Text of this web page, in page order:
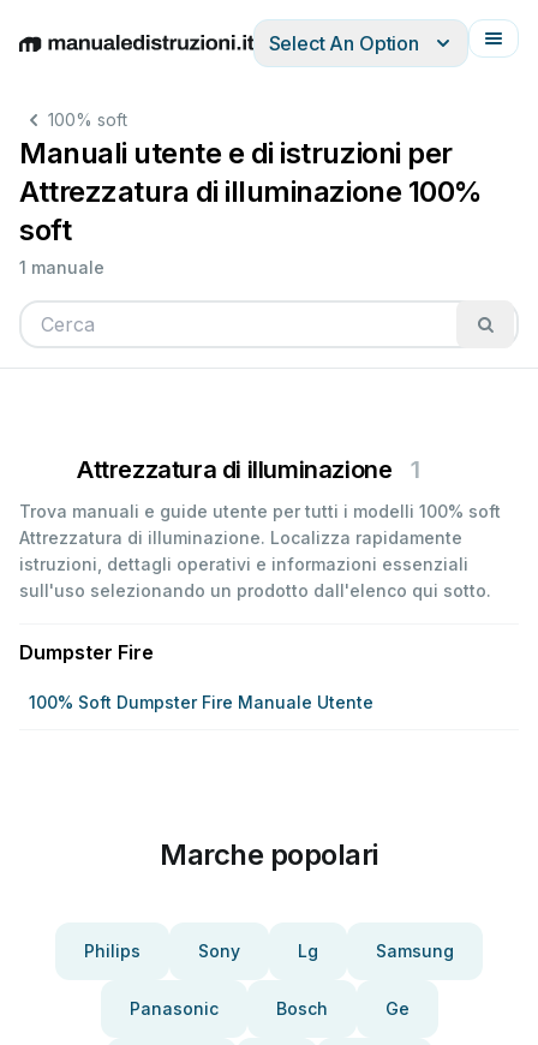
EnglishDeutschEspañolItalianoFrançais
Select An Option
100% soft
Manuali utente e di istruzioni per
Attrezzatura di illuminazione 100%
soft
1 manuale
Attrezzatura di illuminazione 1
Trova manuali e guide utente per tutti i modelli 100% soft
Attrezzatura di illuminazione. Localizza rapidamente
istruzioni, dettagli operativi e informazioni essenziali
sull'uso selezionando un prodotto dall'elenco qui sotto.
Dumpster Fire
100% Soft Dumpster Fire Manuale Utente
Marche popolari
Philips Sony Lg Samsung
Panasonic Bosch Ge